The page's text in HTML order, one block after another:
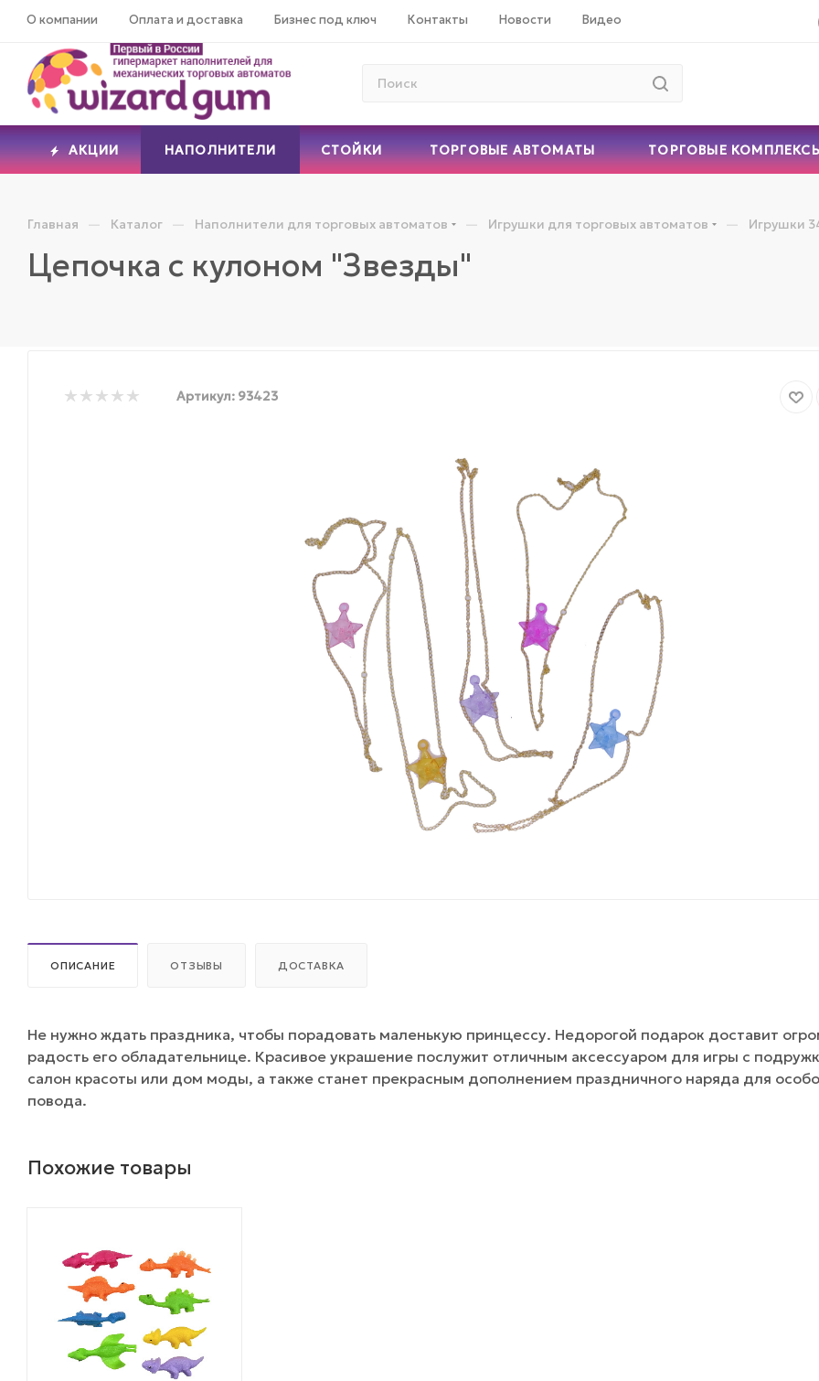
О компании Оплата и доставка Бизнес под ключ Контакты Новости Видео
АКЦИИ НАПОЛНИТЕЛИ СТОЙКИ ТОРГОВЫЕ АВТОМАТЫ ТОРГОВЫЕ
Главная — Каталог — Наполнители для торговых автоматов — Игрушки для торговых автоматов — Игрушки
Цепочка с кулоном "Звезды"
Артикул: 93423
ОПИСАНИЕ ОТЗЫВЫ ДОСТАВКА
Не нужно ждать праздника, чтобы порадовать маленькую принцессу. Недорогой подарок доставит
радость его обладательнице. Красивое украшение послужит отличным аксессуаром для игры с
салон красоты или дом моды, а также станет прекрасным дополнением праздничного наряда для
повода.
Похожие товары